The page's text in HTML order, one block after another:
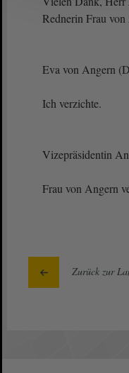
Rednerin Frau
Eva von Angern
Ich verzichte.
Vizepräsidentin
Frau von Angern
Zurück zur